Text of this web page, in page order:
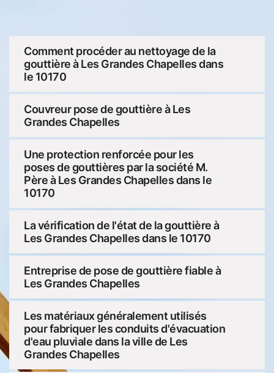
Comment procéder au nettoyage de la
gouttière à Les Grandes Chapelles dans
le 10170
Couvreur pose de gouttière à Les
Grandes Chapelles
Une protection renforcée pour les
poses de gouttières par la société M.
Père à Les Grandes Chapelles dans le
10170
La vérification de l'état de la gouttière à
Les Grandes Chapelles dans le 10170
Entreprise de pose de gouttière fiable à
Les Grandes Chapelles
Les matériaux généralement utilisés
pour fabriquer les conduits d'évacuation
d'eau pluviale dans la ville de Les
Grandes Chapelles